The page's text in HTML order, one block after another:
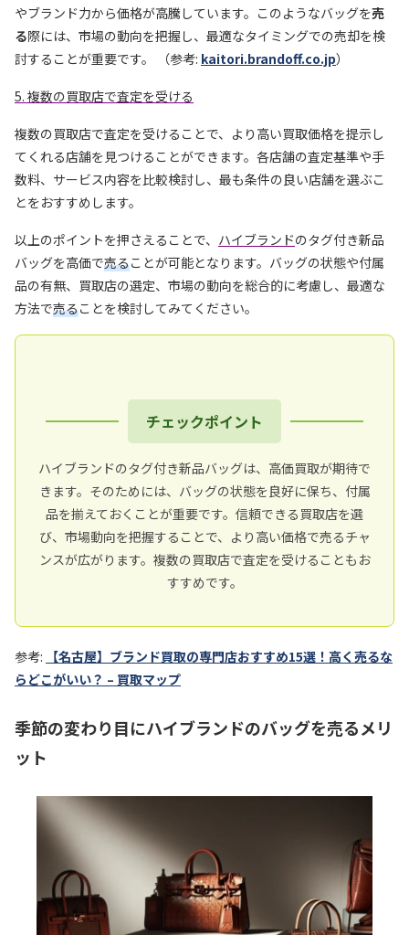
やブランド力から価格が高騰しています。このようなバッグを売
る際には、市場の動向を把握し、最適なタイミングでの売却を検
討することが重要です。 （参考: kaitori.brandoff.co.jp）
5. 複数の買取店で査定を受ける
複数の買取店で査定を受けることで、より高い買取価格を提示し
てくれる店舗を見つけることができます。各店舗の査定基準や手
数料、サービス内容を比較検討し、最も条件の良い店舗を選ぶこ
とをおすすめします。
以上のポイントを押さえることで、 ハイブランドのタグ付き新品
バッグを高価で売ることが可能となります。バッグの状態や付属
品の有無、買取店の選定、市場の動向を総合的に考慮し、最適な
方法で売ることを検討してみてください。
チェックポイント
ハイブランドのタグ付き新品バッグは、高価買取が期待で
きます。そのためには、バッグの状態を良好に保ち、付属
品を揃えておくことが重要です。信頼できる買取店を選
び、市場動向を把握することで、より高い価格で売るチャ
ンスが広がります。複数の買取店で査定を受けることもお
すすめです。
参考:
【名古屋】ブランド買取の専門店おすすめ15選！高く売るな
らどこがいい？ – 買取マップ
季節の変わり目にハイブランドのバッグを売るメリ
ット